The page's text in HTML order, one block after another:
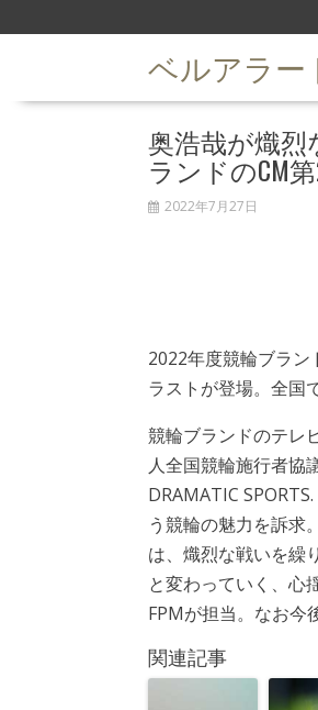
k
ベルアラー
奥浩哉が熾
ランドのCM
2022年7月27日
2022年度競輪ブラン
ラストが登場。全国
競輪ブランドのテレ
人全国競輪施行者協
DRAMATIC
う競輪の魅力を訴求
は、熾烈な戦いを繰
と変わっていく、心
FPMが担当。なお今後
関連記事